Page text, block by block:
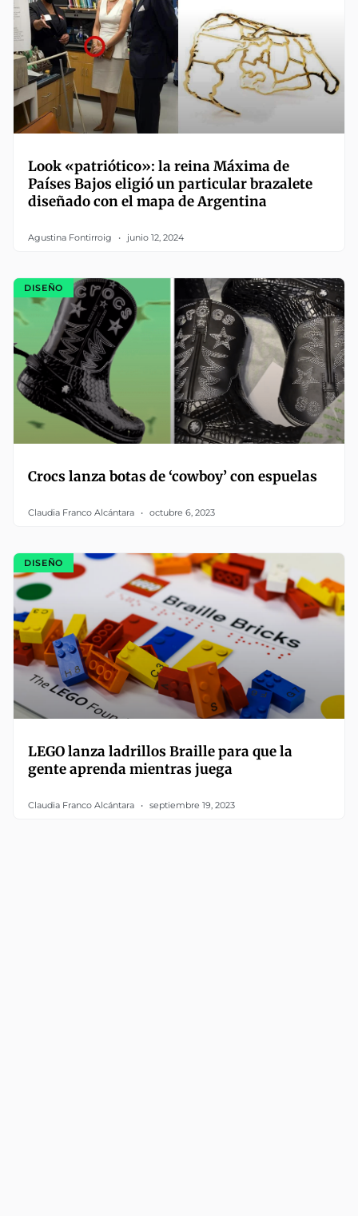
Look «patriótico»: la reina Máxima de
Países Bajos eligió un particular brazalete
diseñado con el mapa de Argentina
Agustina Fontirroig junio 12, 2024
DISEÑO
Crocs lanza botas de ‘cowboy’ con espuelas
Claudia Franco Alcántara octubre 6, 2023
DISEÑO
LEGO lanza ladrillos Braille para que la
gente aprenda mientras juega
Claudia Franco Alcántara septiembre 19, 2023